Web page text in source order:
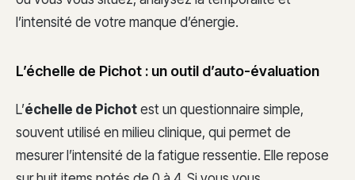
l’intensité de votre manque d’énergie.
L’échelle de Pichot : un outil d’auto-évaluation
L’échelle de Pichot est un questionnaire simple,
souvent utilisé en milieu clinique, qui permet de
mesurer l’intensité de la fatigue ressentie. Elle repose